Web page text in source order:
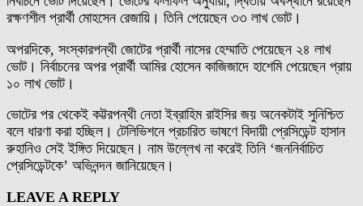
রক্ষণশীল প্রার্থী মোহসেন রেজায়ি। তিনি পেয়েছেন ৩৩ লাখ ভোট।
অপরদিকে, সংস্কারপন্থী জোটের প্রার্থী নাসের হেম্মাতি পেয়েছেন ২৪ লাখ
ভোট। নির্বাচনের অপর প্রার্থী আমির হোসেন কাজিজাদে হাশেমি পেয়েছেন প্রায়
১০ লাখ ভোট।
ভোটের পর থেকেই কট্টরপন্থী নেতা ইব্রাহিম রাইসির জয় অনেকটাই সুনিশ্চিত
বলে ধারণা করা হচ্ছিল। টেলিভিশনে প্রচারিত ভাষণে বিদায়ী প্রেসিডেন্ট হাসান
রুহানিও সেই ইঙ্গিত দিয়েছেন। নাম উল্লেখ না করেই তিনি ‘জননির্বাচিত
প্রেসিডেন্টকে’ অভিনন্দন জানিয়েছেন।
LEAVE A REPLY